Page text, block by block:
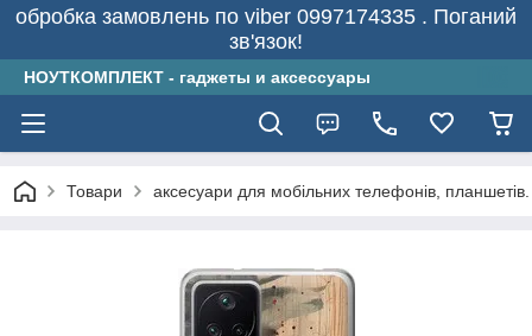
обробка замовлень по viber 0997174335 . Поганий
зв'язок!
НОУТКОМПЛЕКТ - гаджеты и аксессуары
Товари аксесуари для мобільних телефонів, планшетів.